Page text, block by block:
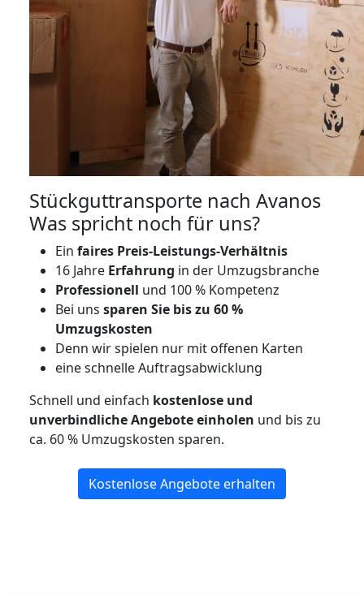
Stückguttransporte nach Avanos
Was spricht noch für uns?
Ein faires Preis-Leistungs-Verhältnis
16 Jahre Erfahrung in der Umzugsbranche
Professionell und 100 % Kompetenz
Bei uns sparen Sie bis zu 60 %
Umzugskosten
Denn wir spielen nur mit offenen Karten
eine schnelle Auftragsabwicklung
Schnell und einfach kostenlose und
unverbindliche Angebote einholen und bis zu
ca. 60 % Umzugskosten sparen.
Kostenlose Angebote erhalten